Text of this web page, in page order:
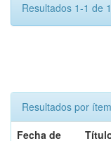
Resultados 1-1 de
Resultados por
Fecha de